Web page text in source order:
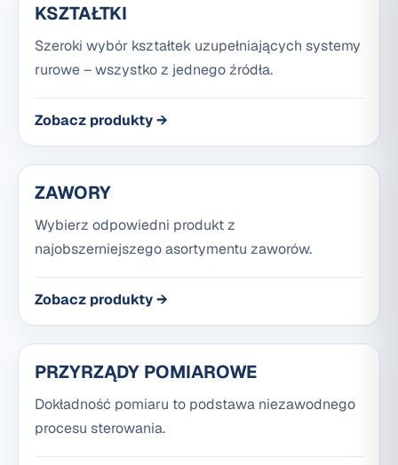
KSZTAŁTKI
Szeroki wybór kształtek uzupełniających systemy
rurowe – wszystko z jednego źródła.
Zobacz produkty →
ZAWORY
Wybierz odpowiedni produkt z
najobszerniejszego asortymentu zaworów.
Zobacz produkty →
PRZYRZĄDY POMIAROWE
Dokładność pomiaru to podstawa niezawodnego
procesu sterowania.